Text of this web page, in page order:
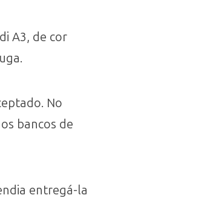
A3, de cor
No
bancos de
entregá-la